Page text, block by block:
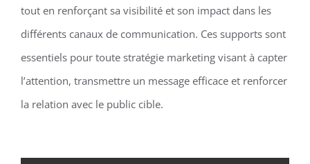
tout en renforçant sa visibilité et son impact dans les
différents canaux de communication. Ces supports sont
essentiels pour toute stratégie marketing visant à capter
l’attention, transmettre un message efficace et renforcer
la relation avec le public cible.